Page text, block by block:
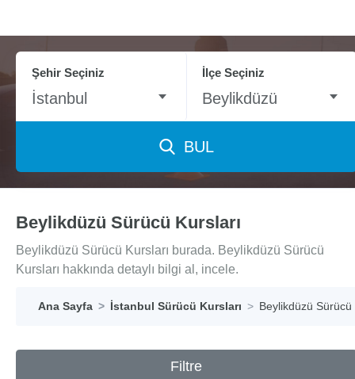
Şehir Seçiniz
İstanbul
İlçe Seçiniz
Beylikdüzü
BUL
Beylikdüzü Sürücü Kursları
Beylikdüzü Sürücü Kursları burada. Beylikdüzü Sürücü
Kursları hakkında detaylı bilgi al, incele.
Ana Sayfa İstanbul Sürücü Kursları Beylikdüzü Sürücü
Filtre